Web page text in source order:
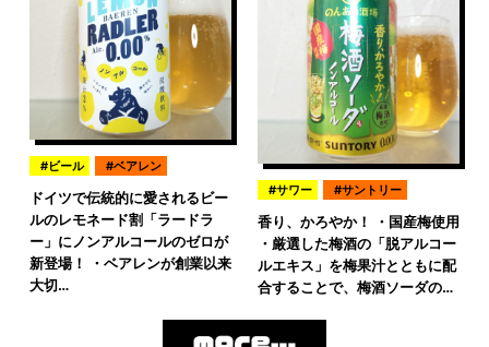
ビール ベアレン
ドイツで伝統的に愛されるビー
ルのレモネード割「ラードラ
ー」にノンアルコールのゼロが
新登場！ ・ベアレンが創業以来
大切…
サワー サントリー
香り、かろやか！ ・国産梅使用
・厳選した梅酒の「脱アルコー
ルエキス」を梅果汁とともに配
合することで、梅酒ソーダの…